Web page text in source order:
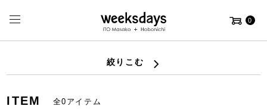
0
絞りこむ
ITEM 全0アイテム